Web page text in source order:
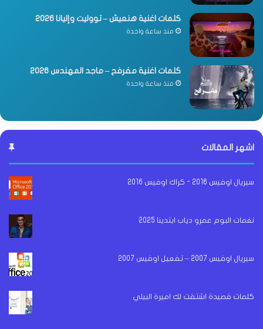
كلمات اغنية هنعيش – تووليت وإليانا 2026
منذ ساعة واحدة
كلمات اغنية مفرفح – ماجد المهندس 2026
منذ ساعة واحدة
اشهر المقالات
سيريال اوفيس 2016 - كراك اوفيس 2016
نغمات البوم عمرو دياب ابتدينا 2025
سيريال اوفيس 2007 – تفعيل اوفيس 2007
كلمات قصيدة اشتقت لك اميرة البيلي